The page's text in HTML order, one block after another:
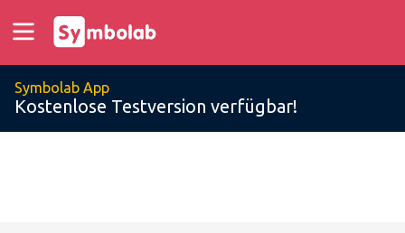
Symbolab App
Kostenlose Testversion verfügbar!